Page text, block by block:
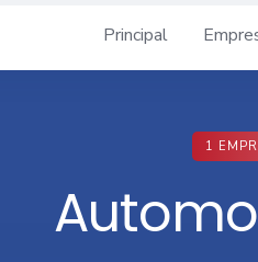
Principal
1